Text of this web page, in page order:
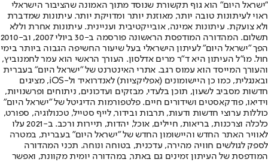
"ישראל היום" הוא גוף תקשורת שנוסד מתוך האמונה שהציבור הישראלי
ראוי לעיתונות טובה יותר, מאוזנת יותר ומדויקת יותר. עיתונות שמדברת
ולא צועקת. עיתונות אמינה, אובייקטיבית ועניינית. עיתונות אחרת וללא
תשלום. המהדורה המודפסת הראשונה פורסמה ב-30 ביולי 2007, וב-2010
הפך "ישראל היום" לעיתון הישראלי בעל שיעור החשיפה הגבוה ביותר בימי
חול. מו"ל העיתון היא ד"ר מרים אדלסון. העורך הראשי הוא עמר לחמנוביץ,
והעורך המייסד הוא עמוס רגב. אתרי האינטרנט של "ישראל היום" בעברית
ובאנגלית, כמו כן היישומונים (אפליקציות) לאנדרואיד ול-iOS, מציגים
חדשות מסביב לשעון, תוכן בלעדי, מבזקים ועדכונים, ניתוחים ופרשנויות,
וידיאו, פודקאסטים ושידורים חיים. פלטפורמות הדיגיטל של "ישראל היום"
כוללות ערוצי חדשות ודעות, תרבות ובידור, לייף סטייל, טכנולוגיה, ספורט,
כלכלה וצרכנות, בריאות, חיילים, אוכל, יהדות, תיירות ורכב. ב-2021 עלו
לאוויר האתר החדש והיישומון החדש של "ישראל היום" בעברית, במטרה
לספק לגולשים חוויה מהירה, עדכנית, בטוחה ונוחה. תכני המהדורה
המודפסת של העיתון זמינים גם באתר, במהדורה יומית מקוונת, ואפשר